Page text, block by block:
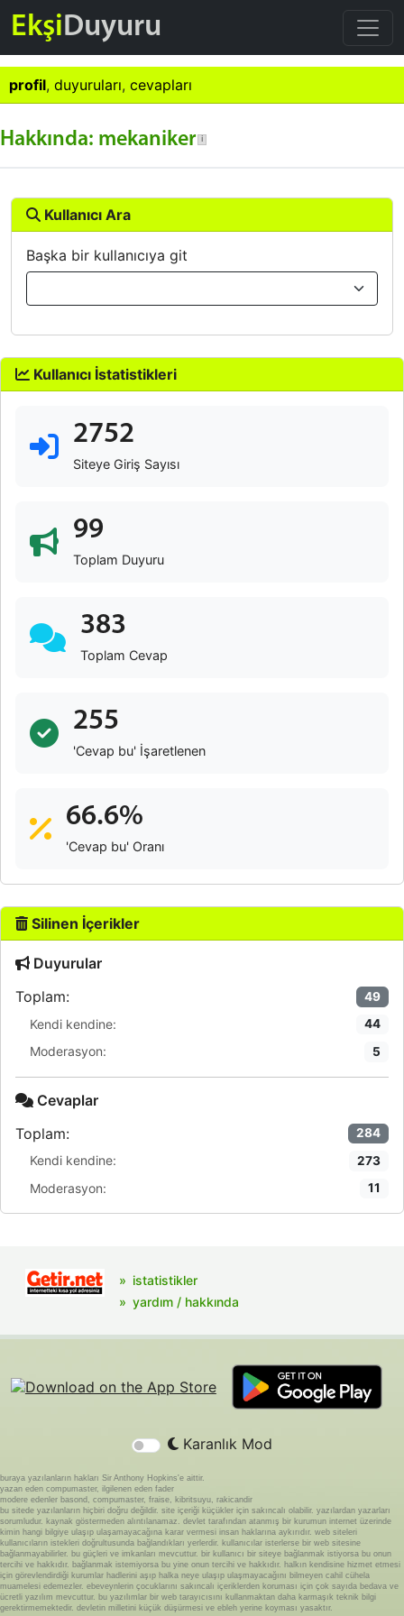
EkşiDuyuru
profil, duyuruları, cevapları
Hakkında: mekaniker
Kullanıcı Ara
Başka bir kullanıcıya git
Kullanıcı İstatistikleri
2752
Siteye Giriş Sayısı
99
Toplam Duyuru
383
Toplam Cevap
255
'Cevap bu' İşaretlenen
66.6%
'Cevap bu' Oranı
Silinen İçerikler
Duyurular
Toplam:
49
Kendi kendine: 44
Moderasyon: 5
Cevaplar
Toplam:
284
Kendi kendine: 273
Moderasyon: 11
istatistikler
yardım / hakkında
Karanlık Mod
buraya yazılanların hakları Sir Anthony Hopkins'e aittir.
yazan eden compumaster, ilgilenen eden fader
modere edenler basond, compumaster, fraise, kibritsuyu, rakicandir
bu sitede yazılanların hiçbiri doğru değildir. site içeriği küçükler için sakıncalı olabilir. yazılardan yazarları
sorumludur. kaynak göstermeden alıntılanamaz. devlet tarafından atanmış bir kurumun internet üzerinde
kimin hangi bilgiye ulaşıp ulaşamayacağına karar vermesi insan haklarına aykırıdır. web siteleri
kullanıcıların istekleri doğrultusunda bağlandıkları yerlerdir. kullanıcılar isterlerse bir web sitesine
bağlanmayabilirler. bu güçleri ve imkanları mevcuttur. bir kullanıcı bir siteye bağlanmak istiyorsa bu onun
tercihi ve hakkıdır. bağlanmak istemiyorsa bu yine onun tercihi ve hakkıdır. halkın kendisine hizmet etmesi
için görevlendirdiği kurumlar hadlerini aşıp halka neye ulaşıp ulaşmayacağını bilmeyen cahil cühela
muamelesi edemezler. ebeveynlerin çocuklarını sakıncalı içeriklerden koruması için çok sayıda bedava ve
ücretli yazılım mevcuttur. bu yazılımlar bir web tarayıcısını kullanmaktan daha karmaşık teknik bilgi
gerektirmemektedir. devletin milletini küçük düşürmesi ve ebleh yerine koyması yasaktır.